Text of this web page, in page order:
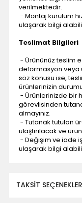
verilmektedir.
- Montaj kurulum
ulaşarak bilgi
Teslimat Bilgileri
- Ürününüz teslim
deformasyon veya
söz konusu ise,
ürünlerinizin
- Ürünlerinizde bir
görevlisinden
almayınız.
- Tutanak tutulan
ulaştırılacak ve
- Değişim ve iade
ulaşarak bilgi
TAKSIT